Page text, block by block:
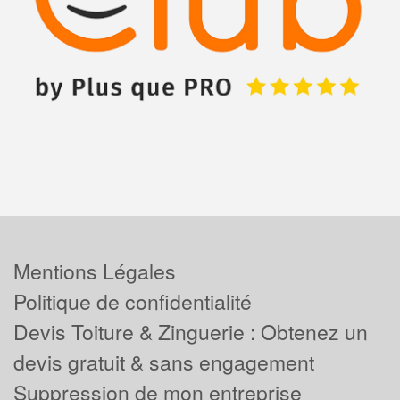
Mentions Légales
Politique de confidentialité
Devis Toiture & Zinguerie : Obtenez un
devis gratuit & sans engagement
Suppression de mon entreprise